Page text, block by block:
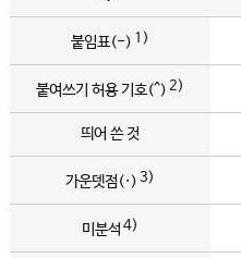
붙임표(-) 1)
붙여쓰기 허용 기호(^) 2)
띄어 쓴 것
가운뎃점(·) 3)
미분석 4)